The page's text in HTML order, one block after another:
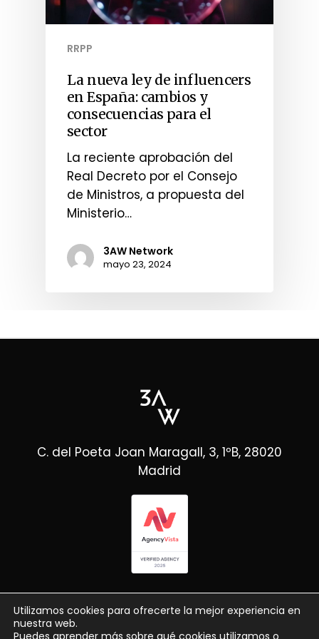
RRPP
La nueva ley de influencers
en España: cambios y
consecuencias para el
sector
La reciente aprobación del
Real Decreto por el Consejo
de Ministros, a propuesta del
Ministerio…
3AW Network
mayo 23, 2024
C. del Poeta Joan Maragall, 3, 1ºB, 28020
Madrid
Utilizamos cookies para ofrecerte la mejor experiencia en
nuestra web.
Puedes aprender más sobre qué cookies utilizamos o